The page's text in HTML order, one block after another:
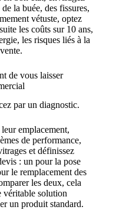
la buée, des fissures,
vétuste, optez
les coûts sur 10 ans,
les risques liés à la
de vous laisser
par un diagnostic.
emplacement,
de performance,
et définissez
: un pour la pose
le remplacement des
les deux, cela
véritable solution
un produit standard.